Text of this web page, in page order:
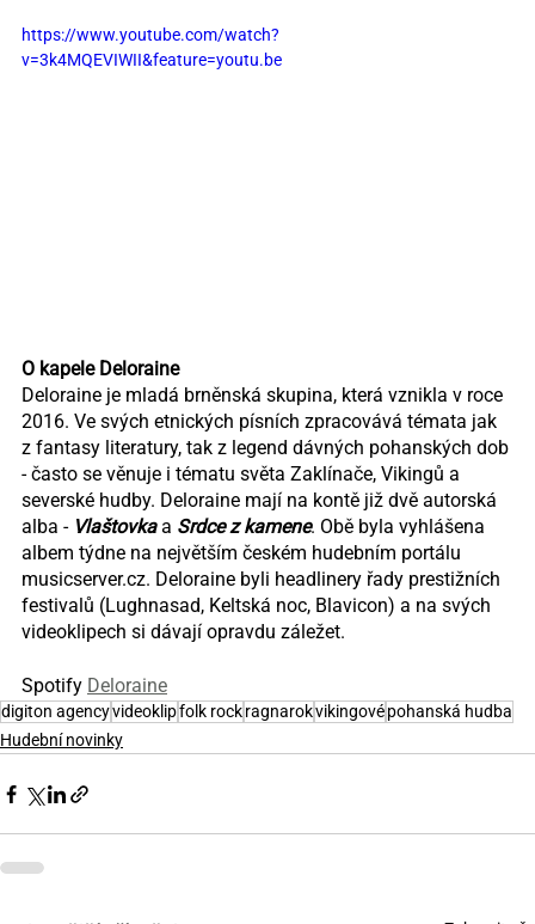
https://www.youtube.com/watch?
v=3k4MQEVIWII&feature=youtu.be
O kapele Deloraine
Deloraine je mladá brněnská skupina, která vznikla v roce
2016. Ve svých etnických písních zpracovává témata jak
z fantasy literatury, tak z legend dávných pohanských dob
- často se věnuje i tématu světa Zaklínače, Vikingů a
severské hudby. Deloraine mají na kontě již dvě autorská
alba - Vlaštovka a Srdce z kamene. Obě byla vyhlášena
albem týdne na největším českém hudebním portálu
musicserver.cz. Deloraine byli headlinery řady prestižních
festivalů (Lughnasad, Keltská noc, Blavicon) a na svých
videoklipech si dávají opravdu záležet.
Spotify Deloraine
digiton agencyvideoklipfolk rockragnarokvikingovépohanská hudba
Hudební novinky